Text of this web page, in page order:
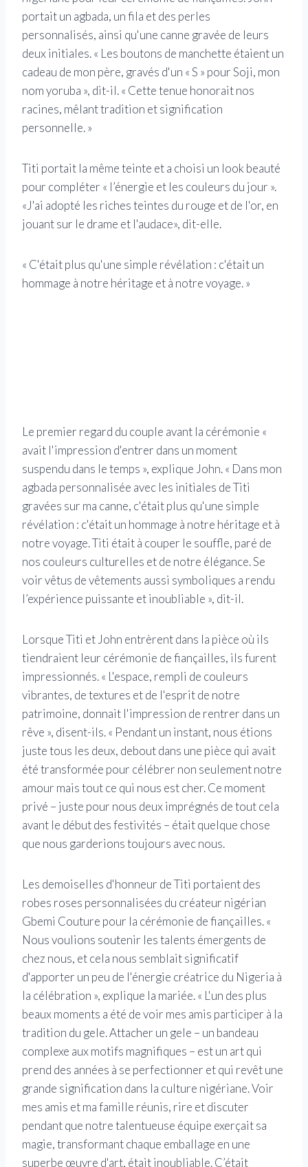
portait un agbada, un fila et des perles
personnalisés, ainsi qu'une canne gravée de leurs
deux initiales. « Les boutons de manchette étaient un
cadeau de mon père, gravés d'un « S » pour Soji, mon
nom yoruba », dit-il. « Cette tenue honorait nos
racines, mêlant tradition et signification
personnelle. »
Titi portait la même teinte et a choisi un look beauté
pour compléter « l’énergie et les couleurs du jour ».
«J'ai adopté les riches teintes du rouge et de l'or, en
jouant sur le drame et l'audace», dit-elle.
« C'était plus qu'une simple révélation : c'était un
hommage à notre héritage et à notre voyage. »
Le premier regard du couple avant la cérémonie «
avait l'impression d'entrer dans un moment
suspendu dans le temps », explique John. « Dans mon
agbada personnalisée avec les initiales de Titi
gravées sur ma canne, c'était plus qu'une simple
révélation : c'était un hommage à notre héritage et à
notre voyage. Titi était à couper le souffle, paré de
nos couleurs culturelles et de notre élégance. Se
voir vêtus de vêtements aussi symboliques a rendu
l’expérience puissante et inoubliable », dit-il.
Lorsque Titi et John entrèrent dans la pièce où ils
tiendraient leur cérémonie de fiançailles, ils furent
impressionnés. « L'espace, rempli de couleurs
vibrantes, de textures et de l'esprit de notre
patrimoine, donnait l'impression de rentrer dans un
rêve », disent-ils. « Pendant un instant, nous étions
juste tous les deux, debout dans une pièce qui avait
été transformée pour célébrer non seulement notre
amour mais tout ce qui nous est cher. Ce moment
privé – juste pour nous deux imprégnés de tout cela
avant le début des festivités – était quelque chose
que nous garderions toujours avec nous.
Les demoiselles d'honneur de Titi portaient des
robes roses personnalisées du créateur nigérian
Gbemi Couture pour la cérémonie de fiançailles. «
Nous voulions soutenir les talents émergents de
chez nous, et cela nous semblait significatif
d'apporter un peu de l'énergie créatrice du Nigeria à
la célébration », explique la mariée. « L'un des plus
beaux moments a été de voir mes amis participer à la
tradition du gele. Attacher un gele – un bandeau
complexe aux motifs magnifiques – est un art qui
prend des années à se perfectionner et qui revêt une
grande signification dans la culture nigériane.Voir
mes amis et ma famille réunis, rire et discuter
pendant que notre talentueuse équipe exerçait sa
magie, transformant chaque emballage en une
superbe œuvre d'art, était inoubliable. C’était